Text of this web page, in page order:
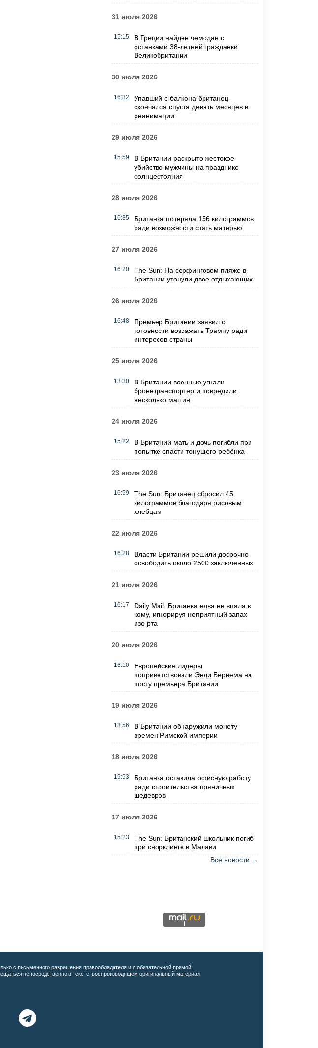
31 июля 2026
15:15
В Греции найден чемодан с
останками 38-летней гражданки
Великобритании
30 июля 2026
16:32
Упавший с балкона британец
скончался спустя девять месяцев в
реанимации
29 июля 2026
15:59
В Британии раскрыто жестокое
убийство мужчины на празднике
солнцестояния
28 июля 2026
16:35
Британка потеряла 156 килограммов
ради возможности стать матерью
27 июля 2026
16:20
The Sun: На серфинговом пляже в
Британии утонули двое отдыхающих
26 июля 2026
16:48
Премьер Британии заявил о
готовности возражать Трампу ради
интересов страны
25 июля 2026
13:30
В Британии военные угнали
бронетранспортер и повредили
несколько машин
24 июля 2026
15:22
В Британии мать и дочь погибли при
попытке спасти тонущего ребёнка
23 июля 2026
16:59
The Sun: Британец сбросил 45
килограммов благодаря рисовым
хлебцам
22 июля 2026
16:28
Власти Британии решили досрочно
освободить около 2500 заключенных
21 июля 2026
16:17
Daily Mail: Британка едва не впала в
кому, игнорируя неприятный запах
изо рта
20 июля 2026
16:10
Европейские лидеры
поприветствовали Энди Бернема на
посту премьера Британии
19 июля 2026
13:56
В Британии обнаружили монету
времен Римской империи
18 июля 2026
19:53
Британка оставила офисную работу
ради строительства пряничных
шедевров
17 июля 2026
15:23
The Sun: Британский школьник погиб
при снорклинге в Малави
Все новости →
с письменного разрешения правообладателя и с обязательной прямой
непосредственно в тексте, воспроизводящем оригинальный материал